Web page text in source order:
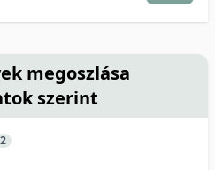
megoszlása
szerint
2